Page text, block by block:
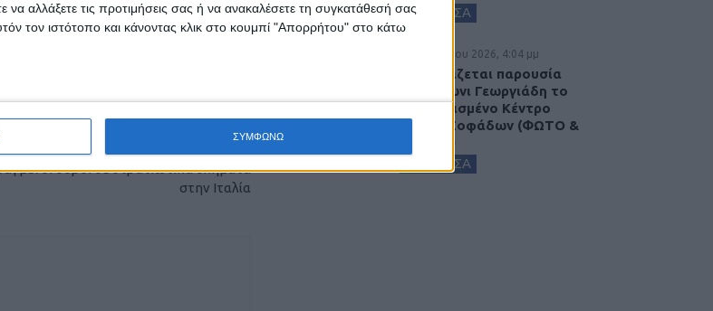
να αλλάξετε τις προτιμήσεις σας ή να ανακαλέσετε τη συγκατάθεσή σας
τον ιστότοπο και κάνοντας κλικ στο κουμπί "Απορρήτου" στο κάτω
ΣΥΜΦΩΝΩ
στο Google News!
ευρύτερα της Θεσσαλίας
ΕΠΟΜΕΝΟ ΑΡΘΡΟ
σοροί σε στρατιωτικά οχήματα
στην Ιταλία
ΚΑΡΔΙΤΣΑ
5 Αυγούστου 2026, 4:04 μμ
Εγκαινιάζεται παρουσία
του Άδωνι Γεωργιάδη το
ανακαινισμένο Κέντρο
Υγείας Σοφάδων (ΦΩΤΟ &
ΚΑΡΔΙΤΣΑ